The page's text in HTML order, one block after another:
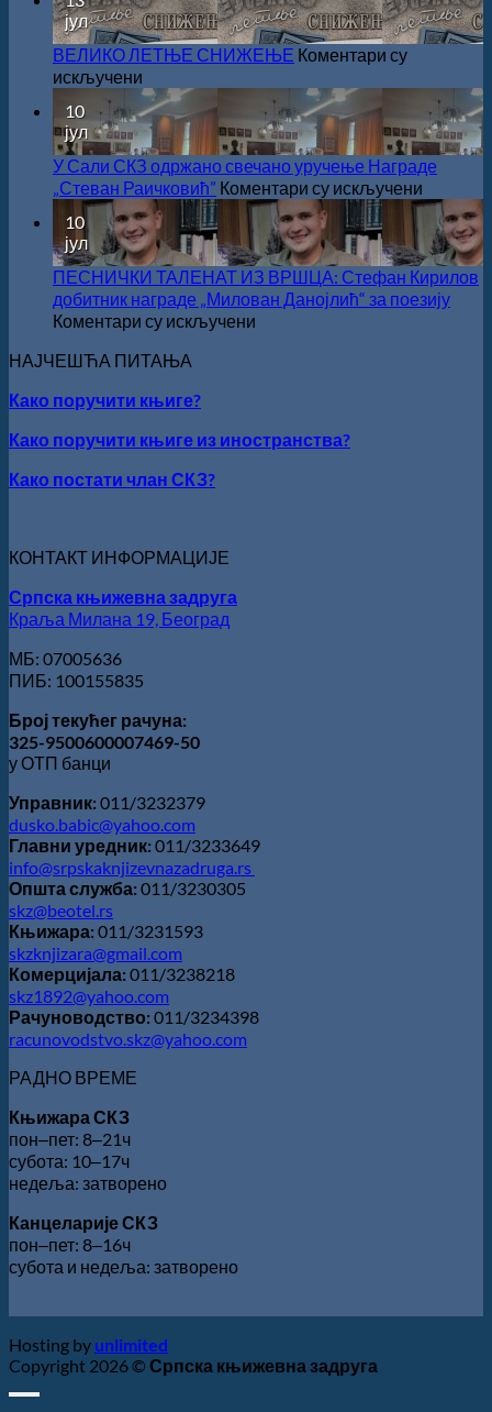
суфинансирање
капиталних
издања
српском
језику
РАДОЈЧИЋ
ДОБИТНИК
ЖИЧКЕ
ЗА
2026.
ГОДИНУ
јул
ВЕЛИКО ЛЕТЊЕ СНИЖЕЊЕ Коментари су
искључени
ВЕЛИКО
ЛЕТЊЕ
СНИЖЕЊЕ
10
јул
У Сали СКЗ одржано свечано уручење Награде
„Стеван Раичковић” Коментари су искључени
У
Сали
СКЗ
одржано
свечано
10
јул
ПЕСНИЧКИ ТАЛЕНАТ ИЗ ВРШЦА: Стефан Кирилов
добитник награде „Милован Данојлић“ за поезију
Коментари су искључени
Кирилов
НАЈЧЕШЋА ПИТАЊА
Како поручити књиге?
Како поручити књиге из иностранства?
Како постати члан СКЗ?
КОНТАКТ ИНФОРМАЦИЈЕ
Српска књижевна задруга
Краља Милана 19, Београд
МБ: 07005636
ПИБ: 100155835
Број текућег рачуна:
325-9500600007469-50
у ОТП банци
Управник:011/3232379
dusko.babic@yahoo.com
Главни уредник:011/3233649
info@srpskaknjizevnazadruga.rs
Општа служба:011/3230305
skz@beotel.rs
Књижара:011/3231593
skzknjizara@gmail.com
Комерцијала:011/3238218
skz1892@yahoo.com
Рачуноводство:011/3234398
racunovodstvo.skz@yahoo.com
РАДНО ВРЕМЕ
Књижара СКЗ
пон‒пет: 8‒21ч
субота: 10‒17ч
недеља: затворено
Канцеларије СКЗ
пон‒пет: 8‒16ч
субота и недеља: затворено
Hosting by unlimited
Copyright 2026 © Српска књижевна задруга